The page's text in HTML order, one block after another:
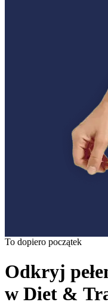
To dopiero początek
Odkryj
w Diet &